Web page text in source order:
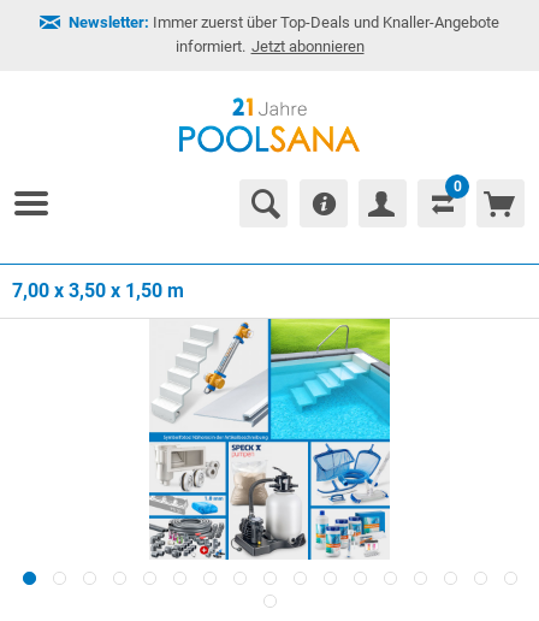
Newsletter: Immer zuerst über Top-Deals und Knaller-Angebote
informiert. Jetzt abonnieren
0
7,00 x 3,50 x 1,50 m